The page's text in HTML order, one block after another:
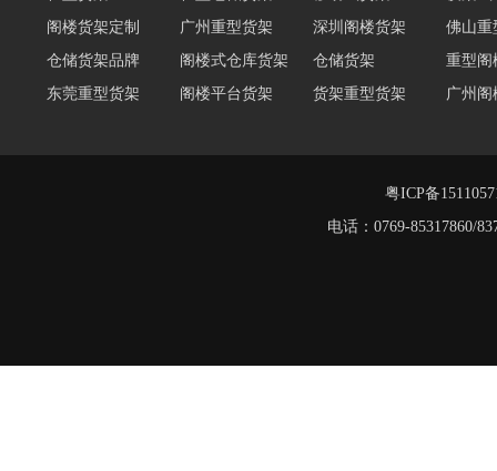
仓储货架品牌
阁楼式仓库货架 仓储货架
重型
东莞重型货架
阁楼平台货架 货架重型货架
广州阁
工字钢阁楼货架
窄巷式托盘货架 重型仓储货架
轻量型
粤ICP备
电话：0769-85317860/